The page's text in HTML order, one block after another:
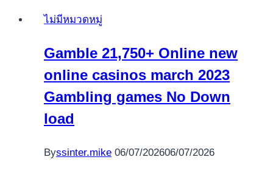
frissons
cœur
de
be
ไม่มีหมวดหมู่
Gamble 21,750+ Online new
online casinos march 2023
Gambling games No Down
load
Byssinter.mike 06/07/202606/07/2026